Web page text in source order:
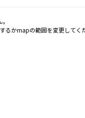
るかmapの範囲を変更してく